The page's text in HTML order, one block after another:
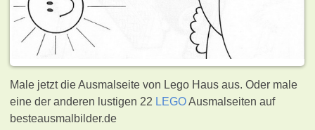
Male jetzt die Ausmalseite von Lego Haus aus. Oder male
eine der anderen lustigen 22 LEGOAusmalseiten auf
besteausmalbilder.de